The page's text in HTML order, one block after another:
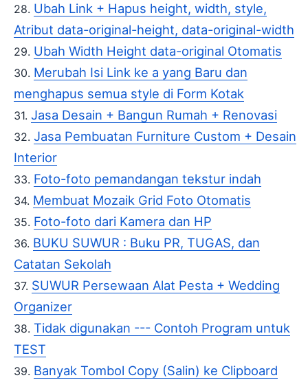
Ubah Link + Hapus height, width, style,
Atribut data-original-height, data-original-width
Ubah Width Height data-original Otomatis
Merubah Isi Link ke a yang Baru dan
menghapus semua style di Form Kotak
Jasa Desain + Bangun Rumah + Renovasi
Jasa Pembuatan Furniture Custom + Desain
Interior
Foto-foto pemandangan tekstur indah
Membuat Mozaik Grid Foto Otomatis
Foto-foto dari Kamera dan HP
BUKU SUWUR : Buku PR, TUGAS, dan
Catatan Sekolah
SUWUR Persewaan Alat Pesta + Wedding
Organizer
Tidak digunakan --- Contoh Program untuk
TEST
Banyak Tombol Copy (Salin) ke Clipboard